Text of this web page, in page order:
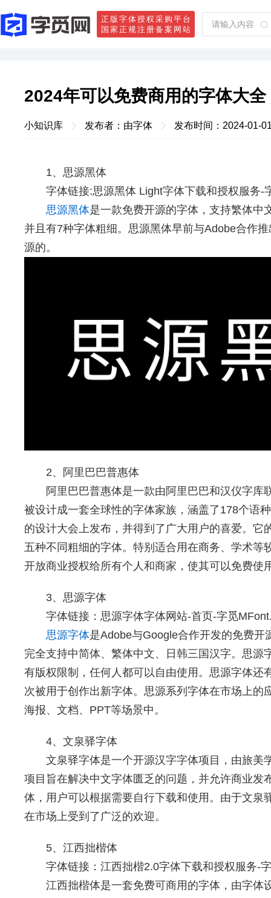
正版字体授权采购平台
国家正规注册备案网站
2024年可以免费商用的字体大全
小知识库 发布者：由字体 发布时间：2024-01-
1、思源黑体
字体链接:思源黑体 Light字体下载和授权服务-
思源黑体是一款免费开源的字体，支持繁体中
并且有7种字体粗细。思源黑体早前与Adobe合作
源的。
2、阿里巴巴普惠体
阿里巴巴普惠体是一款由阿里巴巴和汉仪字库
被设计成一套全球性的字体家族，涵盖了178个语
的设计大会上发布，并得到了广大用户的喜爱。它
五种不同粗细的字体。特别适合用在商务、学术等
开放商业授权给所有个人和商家，使其可以免费使
3、思源字体
字体链接： 思源字体字体网站-首页-字觅
思源字体是Adobe与Google合作开发的免费开
完全支持中简体、繁体中文、日韩三国汉字。思源
有版权限制，任何人都可以自由使用。思源字体还
次被用于创作出新字体。思源系列字体在市场上的
海报、文档、PPT等场景中。
4、文泉驿字体
文泉驿字体是一个开源汉字字体项目，由旅美
项目旨在解决中文字体匮乏的问题，并允许商业发
体，用户可以根据需要自行下载和使用。由于文泉
在市场上受到了广泛的欢迎。
5、江西拙楷体
字体链接： 江西拙楷2.0字体下载和授权服务-
江西拙楷体是一套免费可商用的字体，由字体